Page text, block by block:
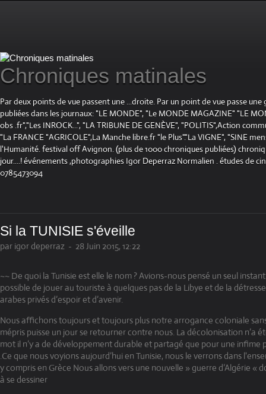
Chroniques matinales
Par deux points de vue passent une ...droite. Par un point de vue passe
publiées dans les journaux: "LE MONDE", "Le MONDE MAGAZINE" "LE
obs .fr","Les INROCK...", "LA TRIBUNE DE GENÈVE", "POLITIS",Action
"La FRANCE "AGRICOLE",La Manche libre.fr "le Plus"."La VIGNE", "SINE
l'Humanité. festival off Avignon. (plus de 1000 chroniques publiées)
jour....! événements ,photographies Igor Deperraz Normalien . études de
0785473094
Si la TUNISIE s'éveille
par igor deperraz - 28 Juin 2015, 12:22
~~ De quoi la Tunisie est elle le nom ? Avions-nous pensé un seul
possible de jouer au touriste à quelques pas de la Libye et de la
arabes privés d’espoir et d’avenir.
Nous affichons toujours et toujours plus notre arrogance coloniale
mépris puisse un jour se retourner contre nous. La décolonisation n’a
mot il n’y a de développement durable et partagé que pour une infime
.Ce que nous voyions aujourd’hui en Tunisie, nous le verrons dans
y compris en Grèce Nous allons vers une nouvelle » guerre d’Algérie «
à se dessiner